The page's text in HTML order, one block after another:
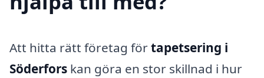
Att hitta rätt företag förtapetsering i
Söderfors kan göra en stor skillnad i hur